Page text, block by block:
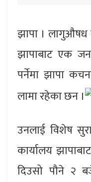
झापा । लागुऔषध
झापाबाट एक
पर्नेमा झापा
लामा रहेका छन ।
उनलाई विशेष
कार्यालय
दिउसो पौने २